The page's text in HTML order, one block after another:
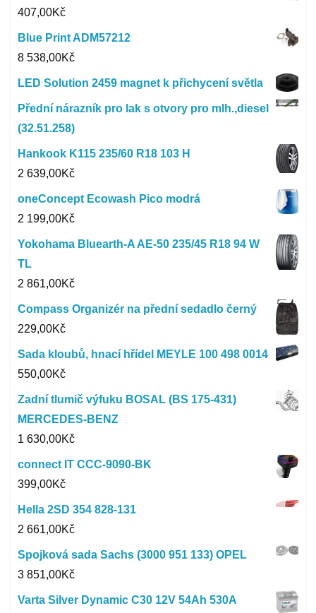
407,00Kč
Blue Print ADM57212
8 538,00Kč
LED Solution 2459 magnet k přichycení světla
Přední nárazník pro lak s otvory pro mlh.,diesel
(32.51.258)
Hankook K115 235/60 R18 103 H
2 639,00Kč
oneConcept Ecowash Pico modrá
2 199,00Kč
Yokohama Bluearth-A AE-50 235/45 R18 94 W
TL
2 861,00Kč
Compass Organizér na přední sedadlo černý
229,00Kč
Sada kloubů, hnací hřídel MEYLE 100 498 0014
550,00Kč
Zadní tlumič výfuku BOSAL (BS 175-431)
MERCEDES-BENZ
1 630,00Kč
connect IT CCC-9090-BK
399,00Kč
Hella 2SD 354 828-131
2 661,00Kč
Spojková sada Sachs (3000 951 133) OPEL
3 851,00Kč
Varta Silver Dynamic C30 12V 54Ah 530A